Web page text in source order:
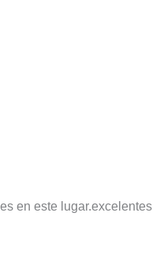
en este lugar.excelentes